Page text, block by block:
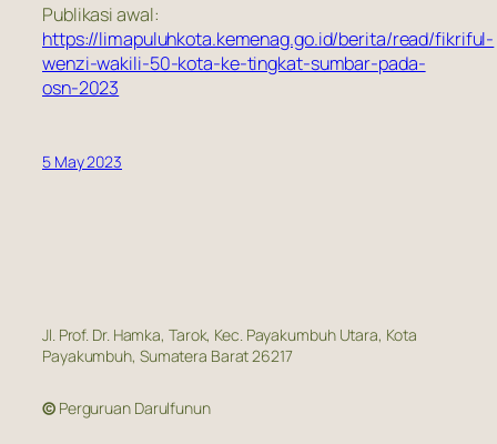
Publikasi awal:
https://limapuluhkota.kemenag.go.id/berita/read/fikriful-
wenzi-wakili-50-kota-ke-tingkat-sumbar-pada-
osn-2023
5 May 2023
Jl. Prof. Dr. Hamka, Tarok, Kec. Payakumbuh Utara, Kota
Payakumbuh, Sumatera Barat 26217
©Perguruan Darulfunun